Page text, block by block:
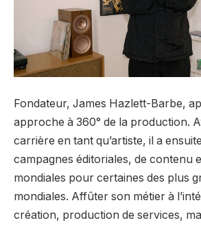
Fondateur, James Hazlett-Barbe,
approche à 360° de la production.
carrière en tant qu’artiste, il a
campagnes éditoriales, de contenu
mondiales pour certaines des plus
mondiales. Affûter son métier à
création, production de services,